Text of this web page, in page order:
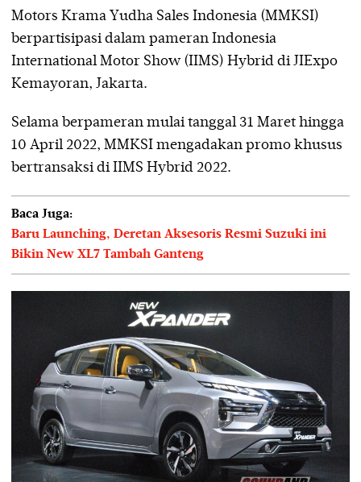
Motors Krama Yudha Sales Indonesia (MMKSI)
berpartisipasi dalam pameran Indonesia
International Motor Show (IIMS) Hybrid di JIExpo
Kemayoran, Jakarta.
Selama berpameran mulai tanggal 31 Maret hingga
10 April 2022, MMKSI mengadakan promo khusus
bertransaksi di IIMS Hybrid 2022.
Baca Juga:
Baru Launching, Deretan Aksesoris Resmi Suzuki ini
Bikin New XL7 Tambah Ganteng